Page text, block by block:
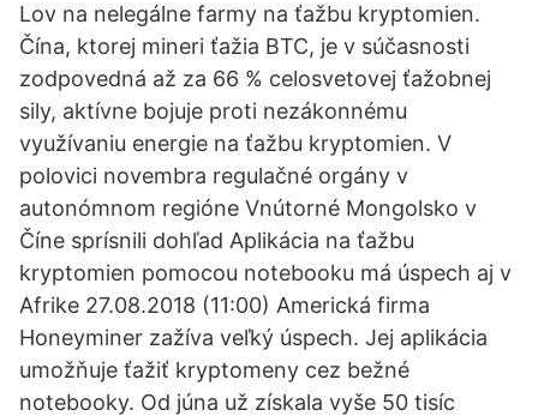
Lov na nelegálne farmy na ťažbu kryptomien.
Čína, ktorej mineri ťažia BTC, je v súčasnosti
zodpovedná až za 66 % celosvetovej ťažobnej
sily, aktívne bojuje proti nezákonnému
využívaniu energie na ťažbu kryptomien. V
polovici novembra regulačné orgány v
autonómnom regióne Vnútorné Mongolsko v
Číne sprísnili dohľad Aplikácia na ťažbu
kryptomien pomocou notebooku má úspech aj v
Afrike 27.08.2018 (11:00) Americká firma
Honeyminer zažíva veľký úspech. Jej aplikácia
umožňuje ťažiť kryptomeny cez bežné
notebooky. Od júna už získala vyše 50 tisíc